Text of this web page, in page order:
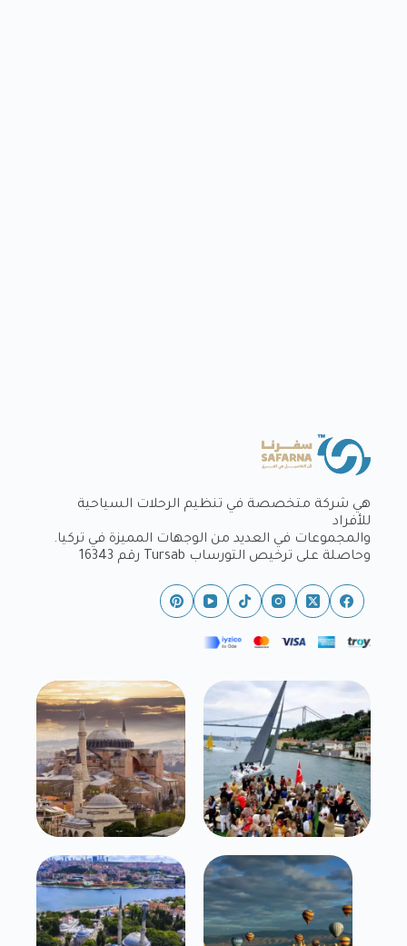
هي شركة متخصصة في تنظيم الرحلات السياحية
للأفراد
والمجموعات في العديد من الوجهات المميزة في تركيا.
وحاصلة على ترخيص التورساب Tursab رقم 16343